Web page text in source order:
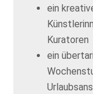
ein
Kuratoren
ein